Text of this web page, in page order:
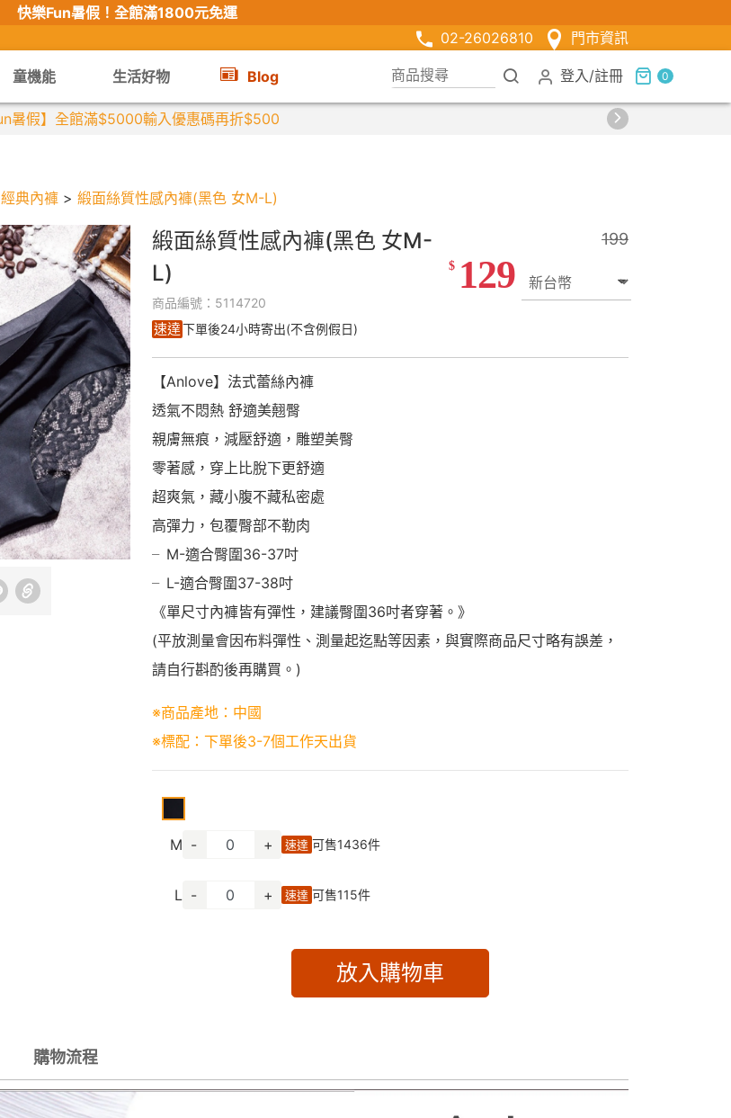
快樂Fun暑假！ 全館滿1800元免運
02-26026810
門市資訊
童機能 生活好物 Blog 登入 /註冊 0
【限時組合】買2件涼感衣享兒童半價
經典內褲 > 緞面絲質性感內褲(黑色 女M-L)
緞面絲質性感內褲(黑色 女M-
L)
商品編號：5114720
速達下單後24小時寄出(不含例假日)
199
$ 129
【Anlove】法式蕾絲內褲
透氣不悶熱 舒適美翹臀
親膚無痕，減壓舒適，雕塑美臀
零著感，穿上比脫下更舒適
超爽氣，藏小腹不藏私密處
高彈力，包覆臀部不勒肉
╴M-適合臀圍36-37吋
╴L-適合臀圍37-38吋
《單尺寸內褲皆有彈性，建議臀圍36吋者穿著。》
(平放測量會因布料彈性、測量起迄點等因素，與實際商品尺寸略有誤差，
請自行斟酌後再購買。)
※商品產地：中國
※標配：下單後3-7個工作天出貨
M - + 速達 可售1436件
L - + 速達 可售115件
放入購物車
購物流程